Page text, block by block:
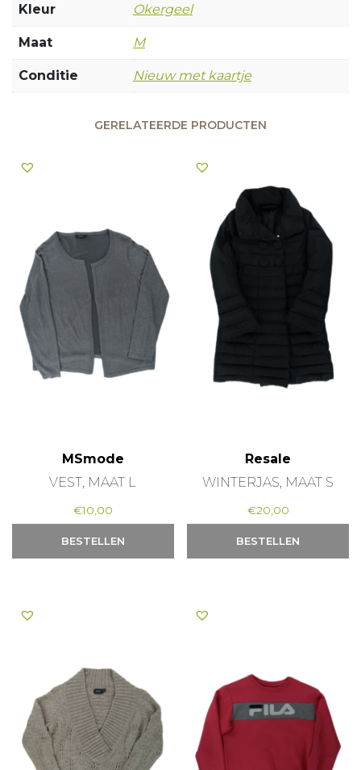
Kleur Okergeel
Maat M
Conditie Nieuw met kaartje
GERELATEERDE PRODUCTEN
MSmode
VEST, MAAT L
€10,00
BESTELLEN
Resale
WINTERJAS, MAAT S
€20,00
BESTELLEN